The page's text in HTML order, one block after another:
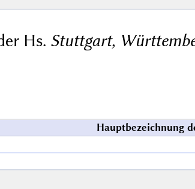
Hs. Stuttgart,
Hauptbezeichnung